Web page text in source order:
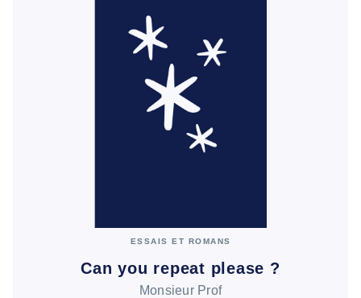
ESSAIS ET ROMANS
Can you repeat please ?
Monsieur Prof